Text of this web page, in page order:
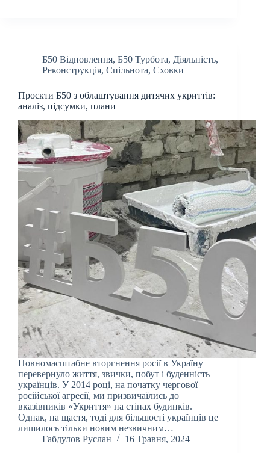
Б50 Відновлення, Б50 Турбота, Діяльність,
Реконструкція, Спільнота, Сховки
Проєкти Б50 з облаштування дитячих укриттів:
аналіз, підсумки, плани
Повномасштабне вторгнення росії в Україну
перевернуло життя, звички, побут і буденність
українців. У 2014 році, на початку чергової
російської агресії, ми призвичаїлись до
вказівників «Укриття» на стінах будинків.
Однак, на щастя, тоді для більшості українців це
лишилось тільки новим незвичним…
Габдулов Руслан
16 Травня, 2024